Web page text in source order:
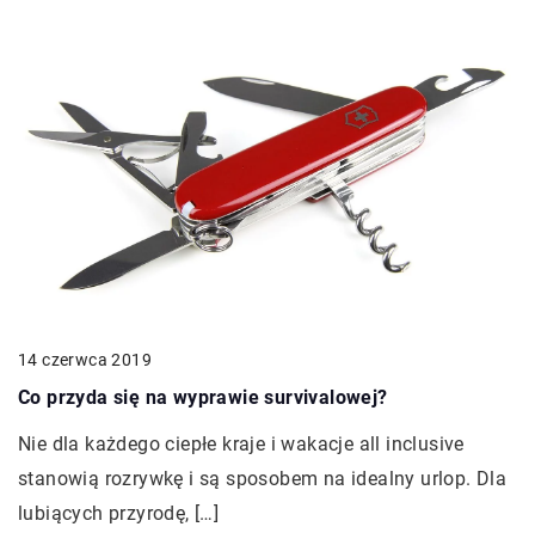
14 czerwca 2019
Co przyda się na wyprawie survivalowej?
Nie dla każdego ciepłe kraje i wakacje all inclusive
stanowią rozrywkę i są sposobem na idealny urlop. Dla
lubiących przyrodę, […]